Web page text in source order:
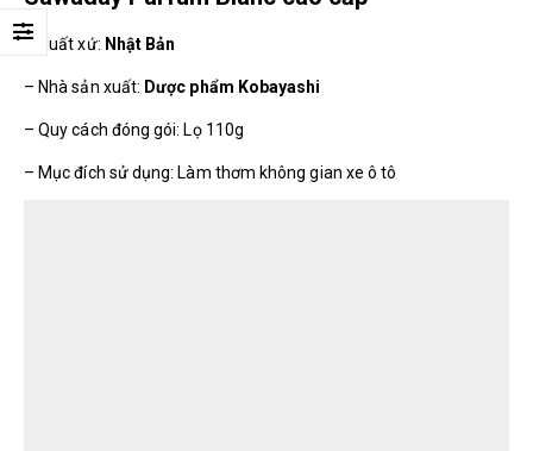
– Xuất xứ: Nhật Bản
– Nhà sản xuất: Dược phẩm Kobayashi
– Quy cách đóng gói: Lọ 110g
– Mục đích sử dụng: Làm thơm không gian xe ô tô